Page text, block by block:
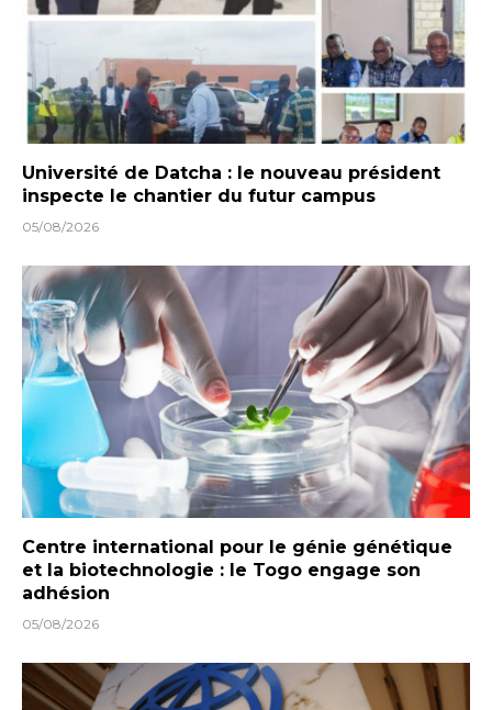
Université de Datcha : le nouveau président
inspecte le chantier du futur campus
05/08/2026
Centre international pour le génie génétique
et la biotechnologie : le Togo engage son
adhésion
05/08/2026